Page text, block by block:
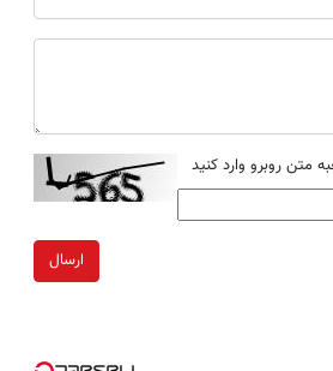
متن روبرو وارد کنید
ارسال